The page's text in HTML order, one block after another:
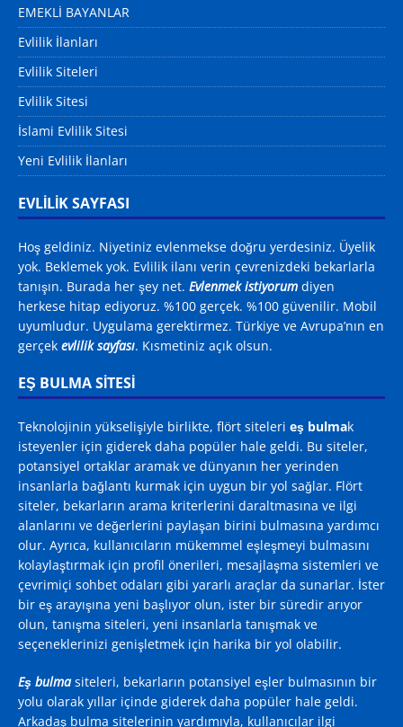
EMEKLİ BAYANLAR
Evlilik İlanları
Evlilik Siteleri
Evlilik Sitesi
İslami Evlilik Sitesi
Yeni Evlilik İlanları
EVLİLİK SAYFASI
Hoş geldiniz. Niyetiniz evlenmekse doğru yerdesiniz. Üyelik
yok. Beklemek yok. Evlilik ilanı verin çevrenizdeki bekarlarla
tanışın. Burada her şey net. Evlenmek istiyorum diyen
herkese hitap ediyoruz. %100 gerçek. %100 güvenilir. Mobil
uyumludur. Uygulama gerektirmez. Türkiye ve Avrupa’nın en
gerçek evlilik sayfası. Kısmetiniz açık olsun.
EŞ BULMA SITESI
Teknolojinin yükselişiyle birlikte, flört siteleri eş bulmak
isteyenler için giderek daha popüler hale geldi. Bu siteler,
potansiyel ortaklar aramak ve dünyanın her yerinden
insanlarla bağlantı kurmak için uygun bir yol sağlar. Flört
siteler, bekarların arama kriterlerini daraltmasına ve ilgi
alanlarını ve değerlerini paylaşan birini bulmasına yardımcı
olur. Ayrıca, kullanıcıların mükemmel eşleşmeyi bulmasını
kolaylaştırmak için profil önerileri, mesajlaşma sistemleri ve
çevrimiçi sohbet odaları gibi yararlı araçlar da sunarlar. İster
bir eş arayışına yeni başlıyor olun, ister bir süredir arıyor
olun, tanışma siteleri, yeni insanlarla tanışmak ve
seçeneklerinizi genişletmek için harika bir yol olabilir.
Eş bulmasiteleri, bekarların potansiyel eşler bulmasının bir
yolu olarak yıllar içinde giderek daha popüler hale geldi.
Arkadaş bulma sitelerinin yardımıyla, kullanıcılar ilgi